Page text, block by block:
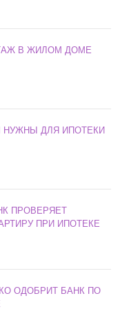
В ЖИЛОМ ДОМЕ
НУЖНЫ ДЛЯ ИПОТЕКИ
ПРОВЕРЯЕТ
ПРИ ИПОТЕКЕ
ОДОБРИТ БАНК ПО